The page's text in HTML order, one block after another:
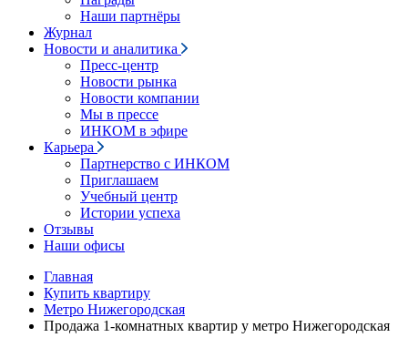
Наши партнёры
Журнал
Новости и аналитика
Пресс-центр
Новости рынка
Новости компании
Мы в прессе
ИНКОМ в эфире
Карьера
Партнерство с ИНКОМ
Приглашаем
Учебный центр
Истории успеха
Отзывы
Наши офисы
Главная
Купить квартиру
Метро Нижегородская
Продажа 1-комнатных квартир у метро Нижегородская